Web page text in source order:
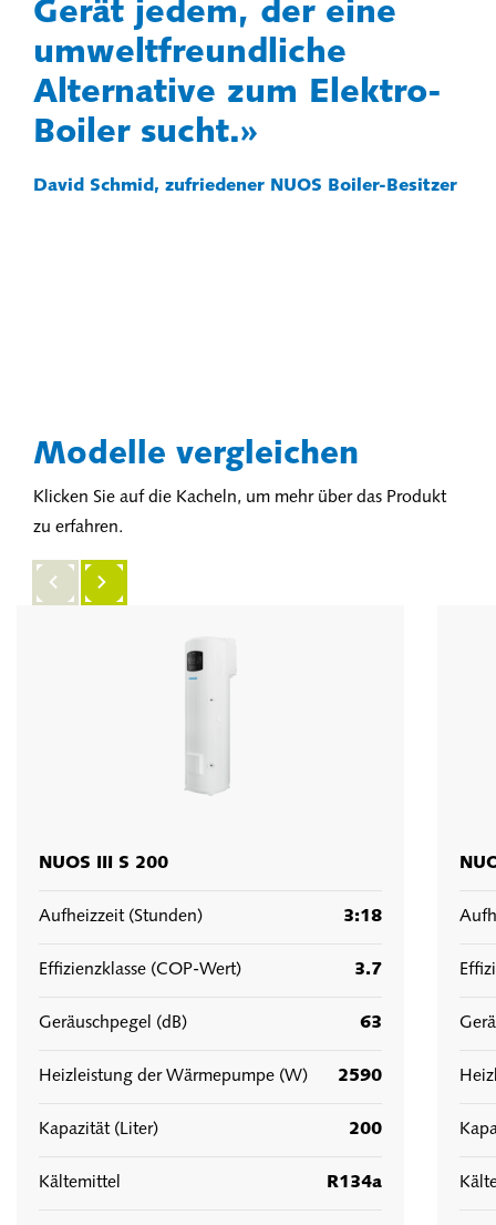
Gerät jedem, der eine
umweltfreundliche
Alternative zum Elektro-
Boiler sucht.
David Schmid, zufriedener NUOS Boiler-Besitzer
Modelle vergleichen
Klicken Sie auf die Kacheln, um mehr über das Produkt
zu erfahren.
NUOS III S 200
Aufheizzeit (Stunden) 3:18
Effizienzklasse (COP-Wert) 3.7
Geräuschpegel (dB) 63
Heizleistung der Wärmepumpe (W) 2590
Kapazität (Liter) 200
Kältemittel R134a